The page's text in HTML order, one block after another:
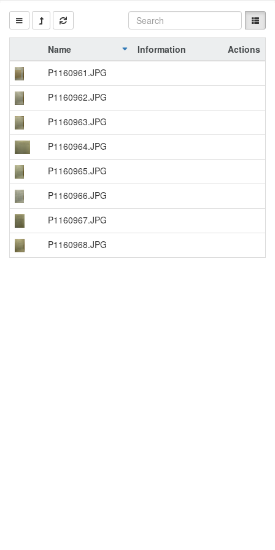
Name Information
Actions
P1160961.JPG
P1160962.JPG
P1160963.JPG
P1160964.JPG
P1160965.JPG
P1160966.JPG
P1160967.JPG
P1160968.JPG